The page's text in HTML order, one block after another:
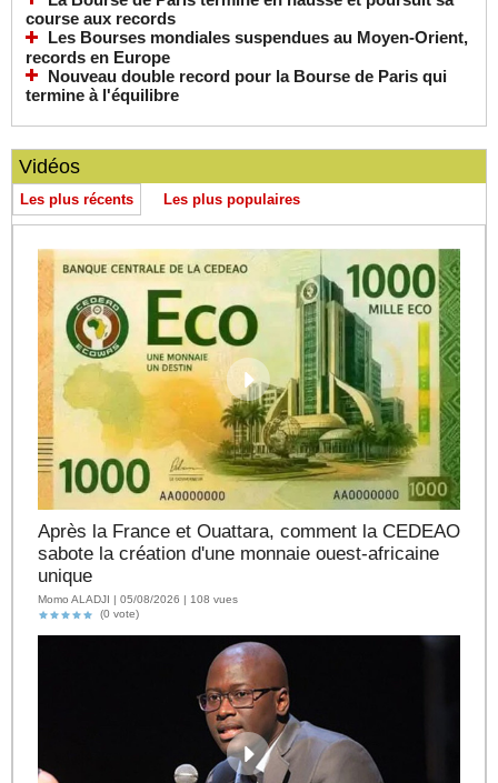
course aux records
Les Bourses mondiales suspendues au Moyen-Orient,
records en Europe
Nouveau double record pour la Bourse de Paris qui
termine à l'équilibre
Vidéos
Les plus récents Les plus populaires
Après la France et Ouattara, comment la CEDEAO
sabote la création d'une monnaie ouest-africaine
unique
Momo ALADJI | 05/08/2026 | 108 vues
(0 vote)